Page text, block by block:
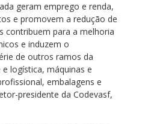
geram emprego e renda,
e promovem a redução de
contribuem para a melhoria
e induzem o
de outros ramos da
logística, máquinas e
embalagens e
presidente da Codevasf,